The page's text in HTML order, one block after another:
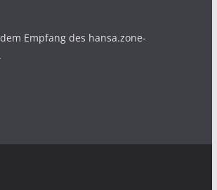
Empfang des hansa.zone-